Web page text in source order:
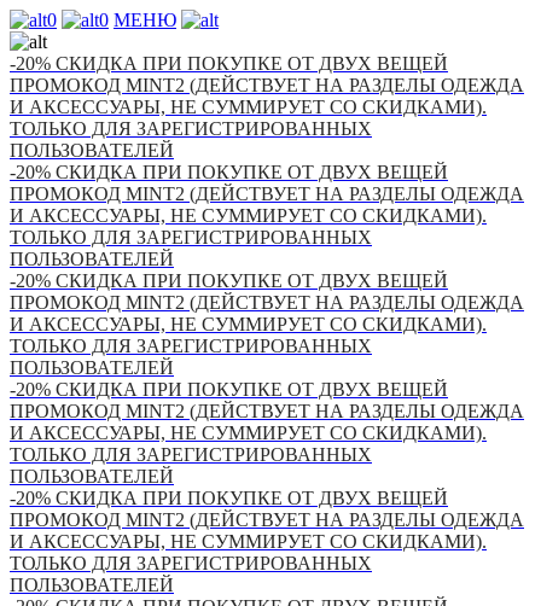
0 0 МЕНЮ
-20% СКИДКА ПРИ ПОКУПКЕ ОТ ДВУХ ВЕЩЕЙ
ПРОМОКОД MINT2 (ДЕЙСТВУЕТ НА РАЗДЕЛЫ ОДЕЖДА
И АКСЕССУАРЫ, НЕ СУММИРУЕТ СО СКИДКАМИ).
ТОЛЬКО ДЛЯ ЗАРЕГИСТРИРОВАННЫХ
ПОЛЬЗОВАТЕЛЕЙ
-20% СКИДКА ПРИ ПОКУПКЕ ОТ ДВУХ ВЕЩЕЙ
ПРОМОКОД MINT2 (ДЕЙСТВУЕТ НА РАЗДЕЛЫ ОДЕЖДА
И АКСЕССУАРЫ, НЕ СУММИРУЕТ СО СКИДКАМИ).
ТОЛЬКО ДЛЯ ЗАРЕГИСТРИРОВАННЫХ
ПОЛЬЗОВАТЕЛЕЙ
-20% СКИДКА ПРИ ПОКУПКЕ ОТ ДВУХ ВЕЩЕЙ
ПРОМОКОД MINT2 (ДЕЙСТВУЕТ НА РАЗДЕЛЫ ОДЕЖДА
И АКСЕССУАРЫ, НЕ СУММИРУЕТ СО СКИДКАМИ).
ТОЛЬКО ДЛЯ ЗАРЕГИСТРИРОВАННЫХ
ПОЛЬЗОВАТЕЛЕЙ
-20% СКИДКА ПРИ ПОКУПКЕ ОТ ДВУХ ВЕЩЕЙ
ПРОМОКОД MINT2 (ДЕЙСТВУЕТ НА РАЗДЕЛЫ ОДЕЖДА
И АКСЕССУАРЫ, НЕ СУММИРУЕТ СО СКИДКАМИ).
ТОЛЬКО ДЛЯ ЗАРЕГИСТРИРОВАННЫХ
ПОЛЬЗОВАТЕЛЕЙ
-20% СКИДКА ПРИ ПОКУПКЕ ОТ ДВУХ ВЕЩЕЙ
ПРОМОКОД MINT2 (ДЕЙСТВУЕТ НА РАЗДЕЛЫ ОДЕЖДА
И АКСЕССУАРЫ, НЕ СУММИРУЕТ СО СКИДКАМИ).
ТОЛЬКО ДЛЯ ЗАРЕГИСТРИРОВАННЫХ
ПОЛЬЗОВАТЕЛЕЙ